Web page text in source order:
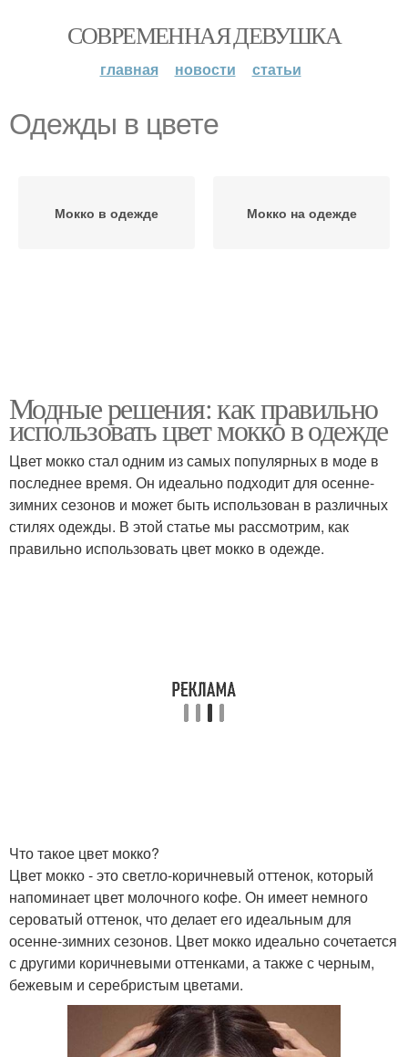
СОВРЕМЕННАЯ ДЕВУШКА
главная новости статьи
Одежды в цвете
Мокко в одежде Мокко на одежде
Модные решения: как правильно
использовать цвет мокко в одежде
Цвет мокко стал одним из самых популярных в моде в
последнее время. Он идеально подходит для осенне-
зимних сезонов и может быть использован в различных
стилях одежды. В этой статье мы рассмотрим, как
правильно использовать цвет мокко в одежде.
Что такое цвет мокко?
Цвет мокко - это светло-коричневый оттенок, который
напоминает цвет молочного кофе. Он имеет немного
сероватый оттенок, что делает его идеальным для
осенне-зимних сезонов. Цвет мокко идеально сочетается
с другими коричневыми оттенками, а также с черным,
бежевым и серебристым цветами.